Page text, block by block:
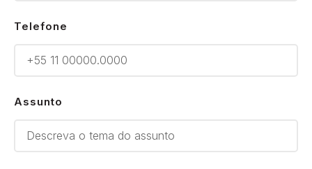
Telefone
Assunto